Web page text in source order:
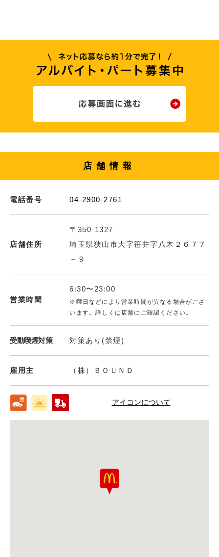
店舗情報
電話番号 04-2900-2761
店舗住所
〒350-1327
埼玉県狭山市大字笹井字八木２６７７
－９
営業時間
6:30〜23:00
※曜日などにより営業時間が異なる場合がござ
います。詳しくは店舗にご確認ください。
受動喫煙対策 対策あり(禁煙)
雇用主 （株）ＢＯＵＮＤ
アイコンについて